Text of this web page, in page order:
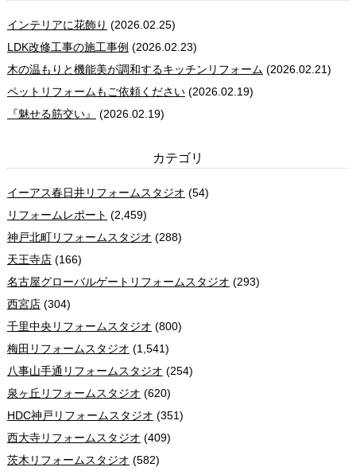
インテリアに花飾り (2026.02.25)
LDK改修工事の施工事例 (2026.02.23)
木の温もりと機能美が調和するキッチンリフォーム (2026.02.21)
ペットリフォームもご依頼ください(2026.02.19)
『魅せる筋交い』
(2026.02.19)
カテゴリ
イーアス春日井リフォームスタジオ (54)
リフォームレポート (2,459)
神戸北町リフォームスタジオ (288)
天王寺店(166)
名古屋グローバルゲートリフォームスタジオ (293)
西宮店(304)
千里中央リフォームスタジオ (800)
梅田リフォームスタジオ (1,541)
八事山手通リフォームスタジオ (254)
泉ヶ丘リフォームスタジオ (620)
HDC神戸リフォームスタジオ (351)
西大寺リフォームスタジオ (409)
茨木リフォームスタジオ (582)